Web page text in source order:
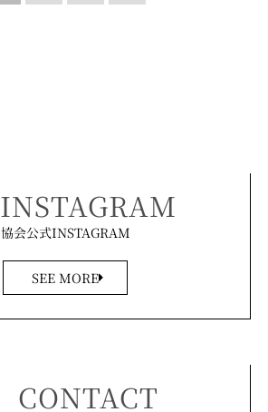
INSTAGRAM
協会公式INSTAGRAM
SEE MORE
CONTACT